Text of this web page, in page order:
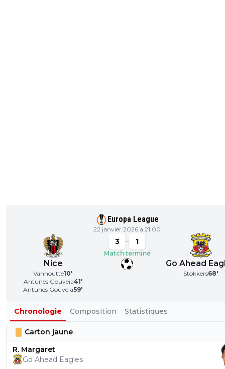
Europa League
22 janvier 2026 à 21:00
Nice
Vanhoutte10'
Antunes Gouveia41'
Antunes Gouveia59'
3 1
Match terminé
Go Ahead
Stokkers68'
Chronologie Composition Statistiques
Carton jaune
R. Margaret
Go Ahead Eagles